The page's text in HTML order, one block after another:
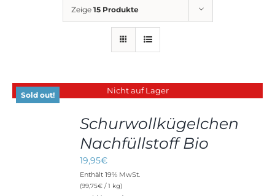
Zeige 15 Produkte
Nicht auf Lager
Sold out!
Schurwollkügelchen
Nachfüllstoff Bio
19,95€
Enthält 19% MwSt.
(99,75€ / 1 kg)